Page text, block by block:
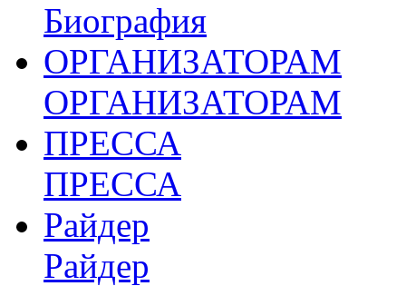
Биография
ОРГАНИЗАТОРАМ
ОРГАНИЗАТОРАМ
ПРЕССА
ПРЕССА
Райдер
Райдер